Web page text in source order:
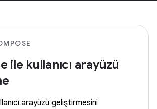
ile kullanıcı arayüzü
arayüzü geliştirmesini